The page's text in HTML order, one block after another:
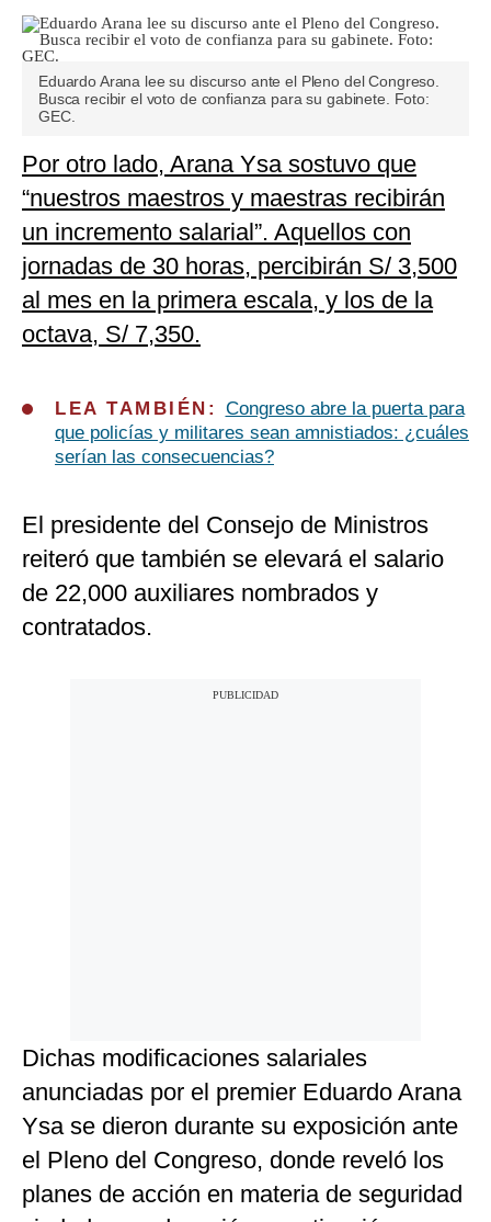
Eduardo Arana lee su discurso ante el Pleno del Congreso.
Busca recibir el voto de confianza para su gabinete. Foto:
GEC.
Por otro lado, Arana Ysa sostuvo que
“nuestros maestros y maestras recibirán
un incremento salarial”. Aquellos con
jornadas de 30 horas, percibirán S/ 3,500
al mes en la primera escala, y los de la
octava, S/ 7,350.
LEA TAMBIÉN: Congreso abre la puerta para
que policías y militares sean amnistiados: ¿cuáles
serían las consecuencias?
El presidente del Consejo de Ministros
reiteró que también se elevará el salario
de 22,000 auxiliares nombrados y
contratados.
Dichas modificaciones salariales
anunciadas por el premier Eduardo Arana
Ysa se dieron durante su exposición ante
el Pleno del Congreso, donde reveló los
planes de acción en materia de seguridad